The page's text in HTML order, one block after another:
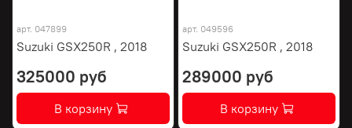
арт. 047899
Suzuki GSX250R , 2018
325000 руб
В корзину
арт. 049596
Suzuki GSX250R , 2018
289000 руб
В корзину